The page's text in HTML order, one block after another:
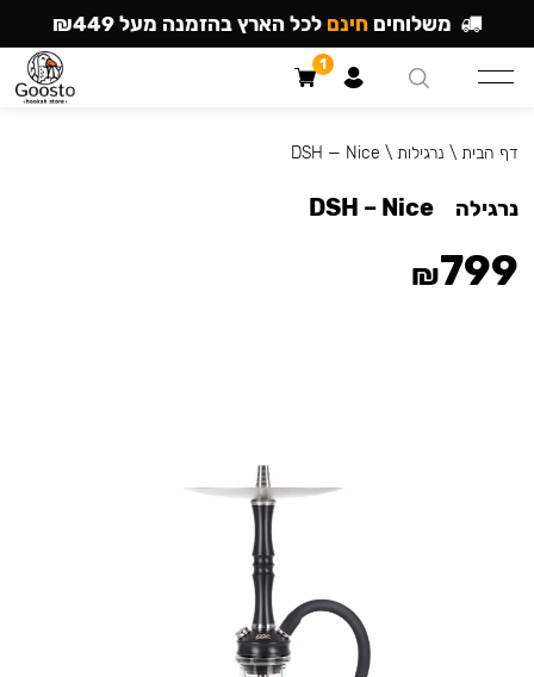
דף הבית \ נרגילות \
DSH — Nice
נרגילה DSH – Nice
₪799
משלוחים חינם לכל הארץ בהזמנה מעל ₪449
1